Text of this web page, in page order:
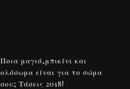
Ποια μαγιό,μπικίνι και
ολόσωμα είναι για το σώμα
σου; Τάσεις 2018!